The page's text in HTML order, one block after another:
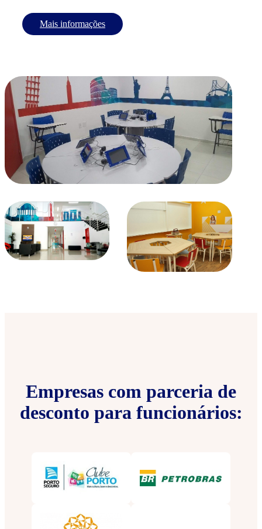
Mais informações
Empresas com parceria de
desconto para funcionários: